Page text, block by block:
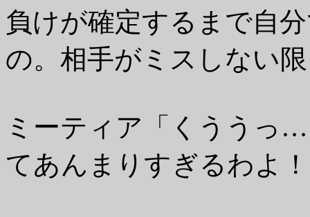
負けが確定するまで自
の。相手がミスしない
ミーティア「くうう
てあんまりすぎるわよ